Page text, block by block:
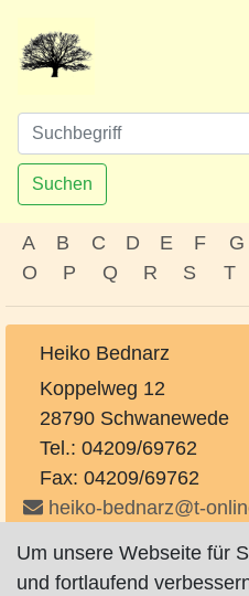
Suchen
A B C D E F G
O
P Q R S T
Heiko Bednarz
Koppelweg 12
28790 Schwanewede
Tel.: 04209/69762
Fax: 04209/69762
heiko-bednarz@t-
Um unsere Webseite für
und fortlaufend